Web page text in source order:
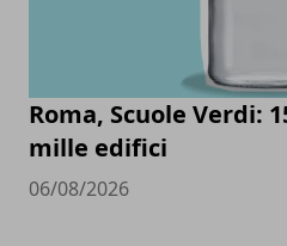
Roma, Scuole Verdi:
mille edifici
06/08/2026